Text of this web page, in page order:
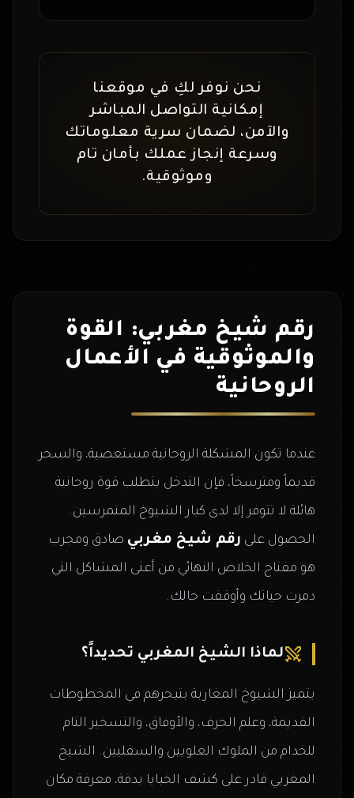
نحن نوفر لكِ في موقعنا
إمكانية التواصل المباشر
والآمن، لضمان سرية معلوماتك
وسرعة إنجاز عملك بأمان تام
وموثوقية.
رقم شيخ مغربي: القوة
والموثوقية في الأعمال
الروحانية
عندما تكون المشكلة الروحانية مستعصية، والسحر
قديماً ومترسخاً، فإن التدخل يتطلب قوة روحانية
هائلة لا تتوفر إلا لدى كبار الشيوخ المتمرسين.
الحصول على رقم شيخ مغربي صادق ومجرب
هو مفتاح الخلاص النهائي من أعتى المشاكل التي
دمرت حياتك وأوقفت حالك.
لماذا الشيخ المغربي تحديداً؟
يتميز الشيوخ المغاربة بتبحرهم في المخطوطات
القديمة، وعلم الحرف، والأوفاق، والتسخير التام
للخدام من الملوك العلويين والسفليين. الشيخ
المغربي قادر على كشف الخبايا بدقة، معرفة مكان